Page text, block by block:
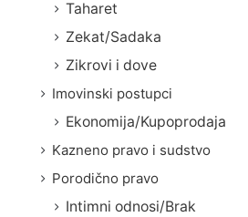
Taharet
Zekat/Sadaka
Zikrovi i dove
Imovinski postupci
Ekonomija/Kupoprodaja
Kazneno pravo i sudstvo
Porodično pravo
Intimni odnosi/Brak